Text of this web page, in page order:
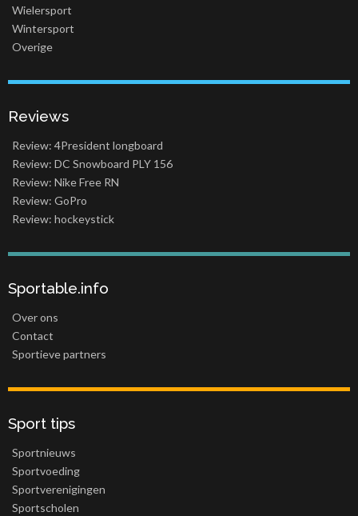
Wielersport
Wintersport
Overige
Reviews
Review: 4President longboard
Review: DC Snowboard PLY 156
Review: Nike Free RN
Review: GoPro
Review: hockeystick
Sportable.info
Over ons
Contact
Sportieve partners
Sport tips
Sportnieuws
Sportvoeding
Sportverenigingen
Sportscholen